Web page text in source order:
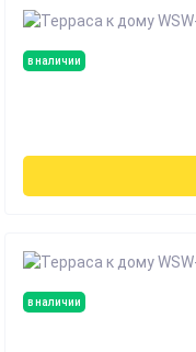
в наличии
в наличии